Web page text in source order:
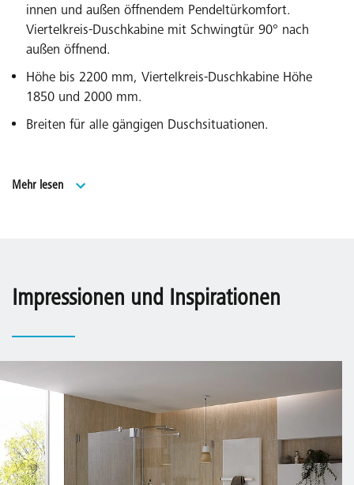
innen und außen öffnendem Pendeltürkomfort.
Viertelkreis-Duschkabine mit Schwingtür 90° nach
außen öffnend.
Höhe bis 2200 mm, Viertelkreis-Duschkabine Höhe
1850 und 2000 mm.
Breiten für alle gängigen Duschsituationen.
WALK-IN Modell, Höhe bis 2200 mm.
20 Jahre Ersatzteil-Nachkaufsicherheit nach Auslauf des
Mehr lesen
Impressionen und Inspirationen